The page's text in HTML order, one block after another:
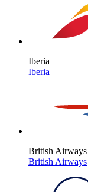
Iberia
Iberia
British Airways
British Airways